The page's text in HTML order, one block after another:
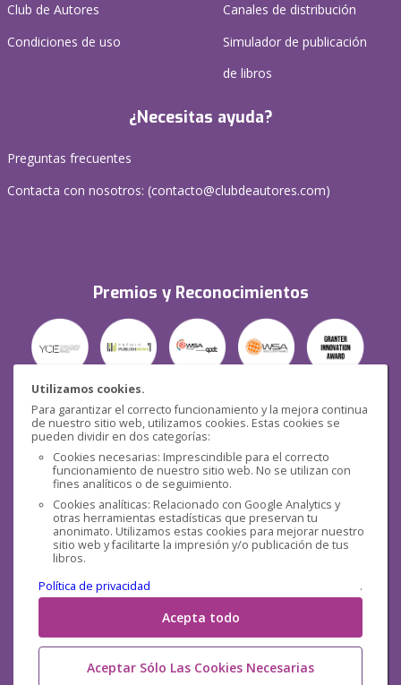
Utilizamos cookies.
Para garantizar el correcto funcionamiento y la mejora continua
de nuestro sitio web, utilizamos cookies. Estas cookies se
pueden dividir en dos categorías:
Cookies necesarias: Imprescindible para el correcto
funcionamiento de nuestro sitio web. No se utilizan con
fines analíticos o de seguimiento.
Cookies analíticas: Relacionado con Google Analytics y
otras herramientas estadísticas que preservan tu
anonimato. Utilizamos estas cookies para mejorar nuestro
sitio web y facilitarte la impresión y/o publicación de tus
libros.
Política de privacidad
.
Acepta todo
Aceptar Sólo Las Cookies Necesarias
Club de Autores
Condiciones de uso
Canales de distribución
Simulador de publicación
de libros
¿Necesitas ayuda?
Preguntas frecuentes
Contacta con nosotros: (contacto@clubdeautores.com)
Premios y Reconocimientos
Seguridad
Redes sociales